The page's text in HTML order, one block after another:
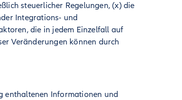
steuerlicher Regelungen, (x) die
Integrations- und
die in jedem Einzelfall auf
Veränderungen können durch
enthaltenen Informationen und